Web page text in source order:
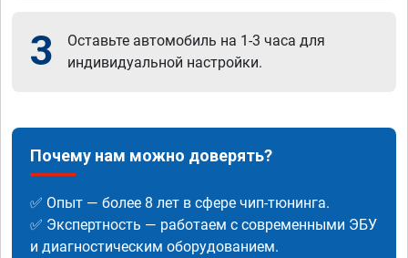
3
Оставьте автомобиль на 1-3 часа для
индивидуальной настройки.
Почему нам можно доверять?
✅ Опыт — более 8 лет в сфере чип-тюнинга.
✅ Экспертность — работаем с современными ЭБУ
и диагностическим оборудованием.